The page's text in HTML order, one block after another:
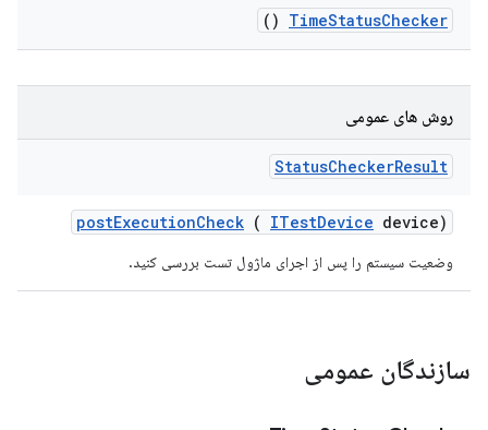
TimeStatusChecker
()
روش های عمومی
StatusCheckerResult
postExecutionCheck ( ITestDevice device)
وضعیت سیستم را پس از اجرای ماژول تست بررسی کنید.
سازندگان عمومی